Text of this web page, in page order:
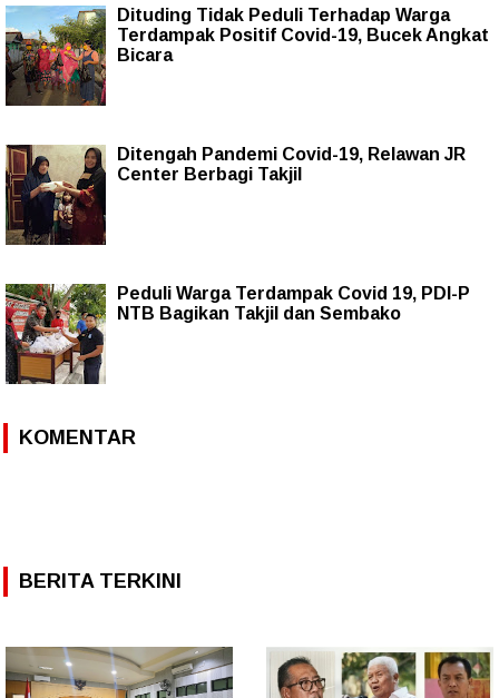
Dituding Tidak Peduli Terhadap Warga
Terdampak Positif Covid-19, Bucek Angkat
Bicara
Ditengah Pandemi Covid-19, Relawan JR
Center Berbagi Takjil
Peduli Warga Terdampak Covid 19, PDI-P
NTB Bagikan Takjil dan Sembako
KOMENTAR
BERITA TERKINI